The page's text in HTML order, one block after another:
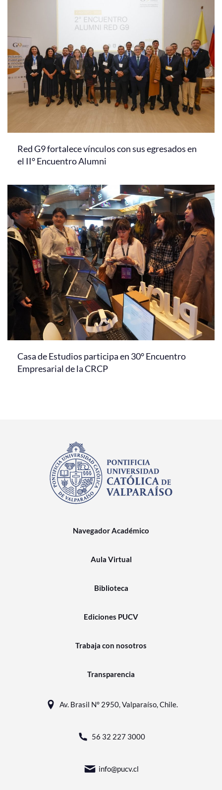
Red G9 fortalece vínculos con sus egresados en
el II° Encuentro Alumni
Casa de Estudios participa en 30° Encuentro
Empresarial de la CRCP
Navegador Académico
Aula Virtual
Biblioteca
Ediciones PUCV
Trabaja con nosotros
Transparencia
Av. Brasil N° 2950, Valparaíso, Chile.
56 32 227 3000
info@pucv.cl